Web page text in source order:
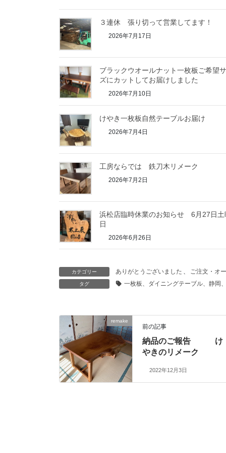
３連休 張り切って営業してます！
2026年7月17日
ブラックウオールナット一枚板ご希望
ズにカットしてお届けしました
2026年7月10日
けやき一枚板自然テーブルお届け
2026年7月4日
工房ならでは 鉄刀木リメーク
2026年7月2日
浜松店臨時休業のお知らせ 6月27日土
日
2026年6月26日
カテゴリー ありがとうございました 、 ご注文・オ
タグ 一枚板、ダイニングテーブル、静岡
remake
前の記事
納品のご報告 け
やきのリメーク
2022年12月3日